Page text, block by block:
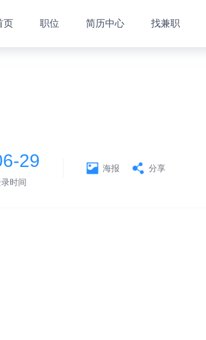
页 职位 简历中心 找兼职
29
时间
海报 分享